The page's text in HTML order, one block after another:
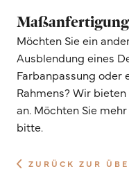
Maßanfertigung
Möchten Sie ein
Ausblendung eines
Farbanpassung oder
Rahmens? Wir
an. Möchten Sie
bitte.
ZURÜCK ZUR